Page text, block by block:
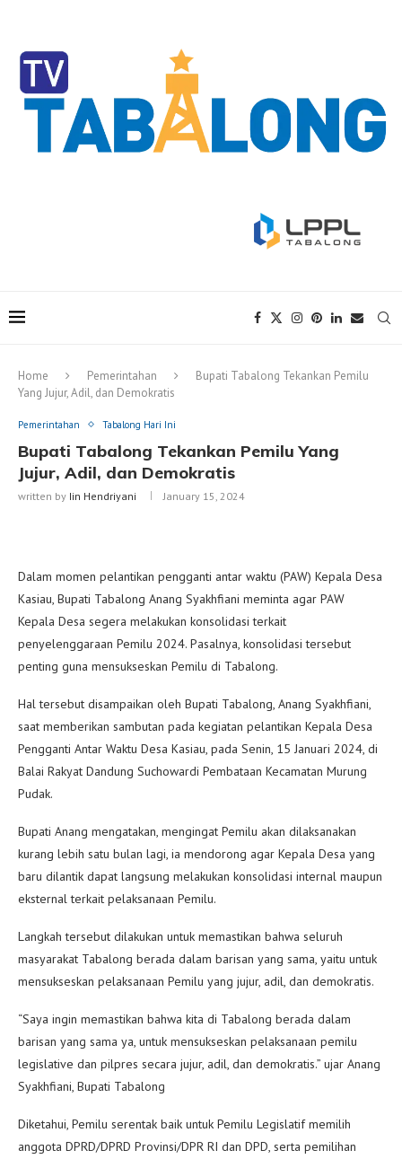
Home Pemerintahan
Bupati Tabalong Tekankan Pemilu
Yang Jujur, Adil, dan Demokratis
Pemerintahan Tabalong Hari Ini
Bupati Tabalong Tekankan Pemilu Yang
Jujur, Adil, dan Demokratis
written by Iin Hendriyani January 15, 2024
Dalam momen pelantikan pengganti antar waktu (PAW) Kepala Desa
Kasiau, Bupati Tabalong Anang Syakhfiani meminta agar PAW
Kepala Desa segera melakukan konsolidasi terkait
penyelenggaraan Pemilu 2024. Pasalnya, konsolidasi tersebut
penting guna mensukseskan Pemilu di Tabalong.
Hal tersebut disampaikan oleh Bupati Tabalong, Anang Syakhfiani,
saat memberikan sambutan pada kegiatan pelantikan Kepala Desa
Pengganti Antar Waktu Desa Kasiau, pada Senin, 15 Januari 2024, di
Balai Rakyat Dandung Suchowardi Pembataan Kecamatan Murung
Pudak.
Bupati Anang mengatakan, mengingat Pemilu akan dilaksanakan
kurang lebih satu bulan lagi, ia mendorong agar Kepala Desa yang
baru dilantik dapat langsung melakukan konsolidasi internal maupun
eksternal terkait pelaksanaan Pemilu.
Langkah tersebut dilakukan untuk memastikan bahwa seluruh
masyarakat Tabalong berada dalam barisan yang sama, yaitu untuk
mensukseskan pelaksanaan Pemilu yang jujur, adil, dan demokratis.
“Saya ingin memastikan bahwa kita di Tabalong berada dalam
barisan yang sama ya, untuk mensukseskan pelaksanaan pemilu
legislative dan pilpres secara jujur, adil, dan demokratis.” ujar Anang
Syakhfiani, Bupati Tabalong
Diketahui, Pemilu serentak baik untuk Pemilu Legislatif memilih
anggota DPRD/DPRD Provinsi/DPR RI dan DPD, serta pemilihan